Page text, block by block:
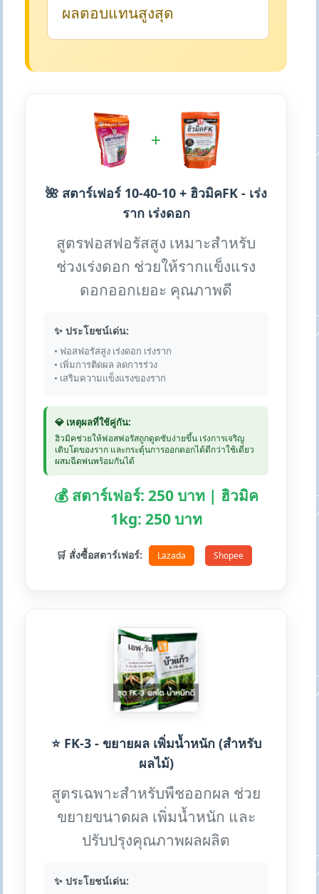
ผลตอบแทนสูงสุด
+
🌺 สตาร์เฟอร์ 10-40-10 + ฮิวมิคFK - เร่ง
ราก เร่งดอก
สูตรฟอสฟอรัสสูง เหมาะสำหรับ
ช่วงเร่งดอก ช่วยให้รากแข็งแรง
ดอกออกเยอะ คุณภาพดี
✨ ประโยชน์เด่น:
• ฟอสฟอรัสสูง เร่งดอก เร่งราก
• เพิ่มการติดผล ลดการร่วง
• เสริมความแข็งแรงของราก
💎 เหตุผลที่ใช้คู่กัน:
ฮิวมิคช่วยให้ฟอสฟอรัสถูกดูดซับง่ายขึ้น เร่งการเจริญ
เติบโตของราก และกระตุ้นการออกดอกได้ดีกว่าใช้เดี่ยว
ผสมฉีดพ่นพร้อมกันได้
💰 สตาร์เฟอร์: 250 บาท | ฮิวมิค
1kg: 250 บาท
🛒 สั่งซื้อสตาร์เฟอร์: Lazada Shopee
⭐ FK-3 - ขยายผล เพิ่มน้ำหนัก (สำหรับ
ผลไม้)
สูตรเฉพาะสำหรับพืชออกผล ช่วย
ขยายขนาดผล เพิ่มน้ำหนัก และ
ปรับปรุงคุณภาพผลผลิต
✨ ประโยชน์เด่น: